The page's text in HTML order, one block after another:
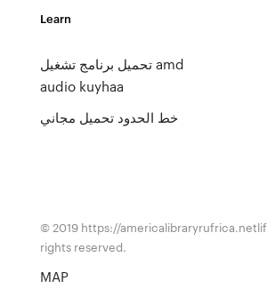
Learn
تحميل برنامج تشغيل amd
audio kuyhaa
خط الحدود تحميل مجاني
© 2019 https://
rights reserved.
MAP